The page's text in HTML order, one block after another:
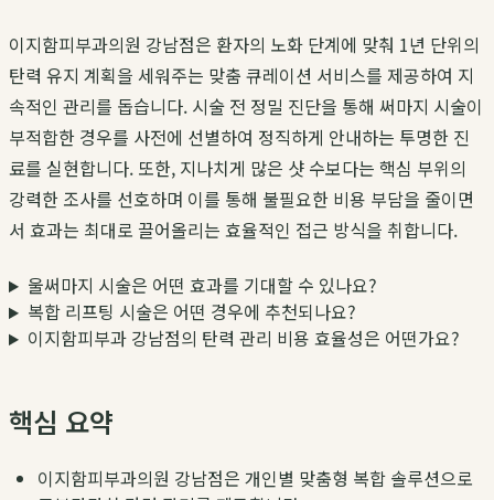
이지함피부과의원 강남점은 환자의 노화 단계에 맞춰 1년 단위의
탄력 유지 계획을 세워주는 맞춤 큐레이션 서비스를 제공하여 지
속적인 관리를 돕습니다. 시술 전 정밀 진단을 통해 써마지 시술이
부적합한 경우를 사전에 선별하여 정직하게 안내하는 투명한 진
료를 실현합니다. 또한, 지나치게 많은 샷 수보다는 핵심 부위의
강력한 조사를 선호하며 이를 통해 불필요한 비용 부담을 줄이면
서 효과는 최대로 끌어올리는 효율적인 접근 방식을 취합니다.
울써마지 시술은 어떤 효과를 기대할 수 있나요?
복합 리프팅 시술은 어떤 경우에 추천되나요?
이지함피부과 강남점의 탄력 관리 비용 효율성은 어떤가요?
핵심 요약
이지함피부과의원 강남점은 개인별 맞춤형 복합 솔루션으로